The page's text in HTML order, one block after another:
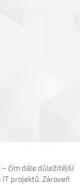
– čím dále důležitější
projektů. Zároveň